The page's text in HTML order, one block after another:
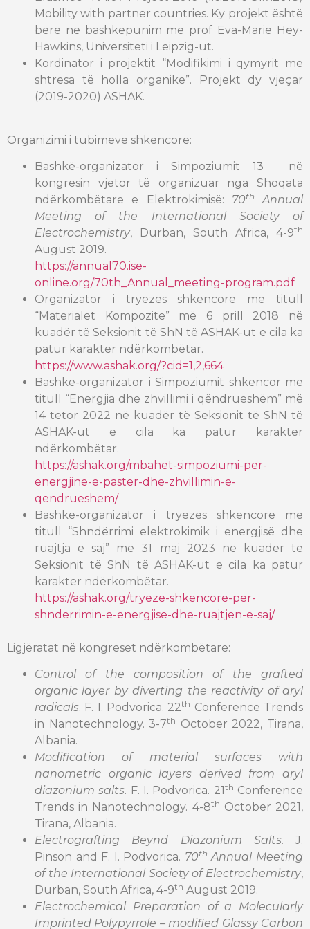
Mobility with partner countries. Ky projekt është
bërë në bashkëpunim me prof Eva-Marie Hey-
Hawkins, Universiteti i Leipzig-ut.
Kordinator i projektit “Modifikimi i qymyrit me
shtresa të holla organike”. Projekt dy vjeçar
(2019-2020) ASHAK.
Organizimi i tubimeve shkencore:
Bashkë-organizator i Simpoziumit 13 në
kongresin vjetor të organizuar nga Shoqata
ndërkombëtare e Elektrokimisë: 70th
Annual
Meeting of the International Society of
Electrochemistry, Durban, South Africa, 4-9th
August 2019.
https://annual70.ise-
online.org/70th_Annual_meeting-program.pdf
Organizator i tryezës shkencore me titull
“Materialet Kompozite” më 6 prill 2018 në
kuadër të Seksionit të ShN të ASHAK-ut e cila ka
patur karakter ndërkombëtar.
https://www.ashak.org/?cid=1,2,664
Bashkë-organizator i Simpoziumit shkencor me
titull “Energjia dhe zhvillimi i qëndrueshëm” më
14 tetor 2022 në kuadër të Seksionit të ShN të
ASHAK-ut e cila ka patur karakter
ndërkombëtar.
https://ashak.org/mbahet-simpoziumi-per-
energjine-e-paster-dhe-zhvillimin-e-
qendrueshem/
Bashkë-organizator i tryezës shkencore me
titull “Shndërrimi elektrokimik i energjisë dhe
ruajtja e saj” më 31 maj 2023 në kuadër të
Seksionit të ShN të ASHAK-ut e cila ka patur
karakter ndërkombëtar.
https://ashak.org/tryeze-shkencore-per-
shnderrimin-e-energjise-dhe-ruajtjen-e-saj/
Ligjëratat në kongreset ndërkombëtare:
Control of the composition of the grafted
organic layer by diverting the reactivity of aryl
radicals. F. I. Podvorica. 22th Conference Trends
in Nanotechnology. 3-7th October 2022, Tirana,
Albania.
Modification of material surfaces with
nanometric organic layers derived from aryl
diazonium salts. F. I. Podvorica. 21 th Conference
Trends in Nanotechnology. 4-8th October 2021,
Tirana, Albania.
Electrografting Beynd Diazonium Salts. J.
Pinson and F. I. Podvorica. 70th Annual Meeting
of the International Society of Electrochemistry,
Durban, South Africa, 4-9th August 2019.
Electrochemical Preparation of a Molecularly
Imprinted Polypyrrole – modified Glassy Carbon